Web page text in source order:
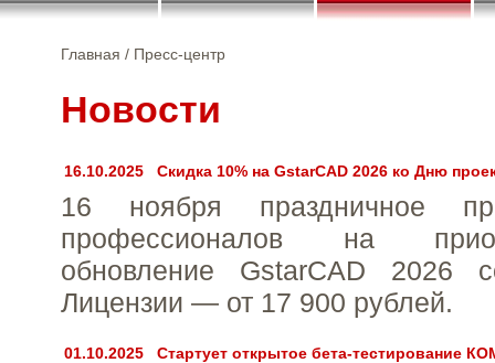
Главная / Пресс-центр
Новости
16.10.2025 Скидка 10% на GstarCAD 2026 ко Дню
16 ноября праздничное
профессионалов на
обновление GstarCAD 2026
Лицензии — от 17 900 рублей.
01.10.2025 Стартует открытое бета-тестирование